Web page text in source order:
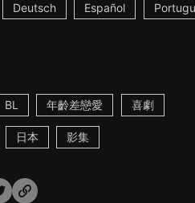
Deutsch Español
BL 年齡差戀愛 喜劇
日本 影集